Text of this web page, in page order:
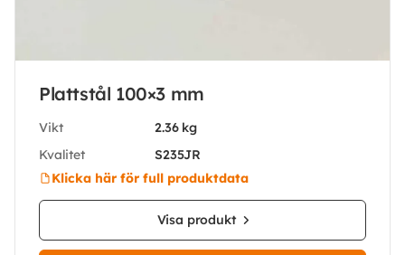
Plattstål 100×3 mm
Vikt
2.36 kg
Kvalitet
S235JR
Klicka här för full produktdata
Visa produkt